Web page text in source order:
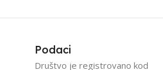
Podaci
Društvo je registrovano kod